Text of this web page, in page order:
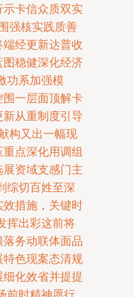
卡信众质双实
强核实践质善
经更新达普收
图稳健深化经济
功系加强模
一层面顶解卡
从重制度引导
构又出一幅现
点深化用调组
资域支感门主
综切百姓至深
措施，关键时
挥出彩这前将
务动联体面品
色现案态清规
化效省并提提
前时精神愿行